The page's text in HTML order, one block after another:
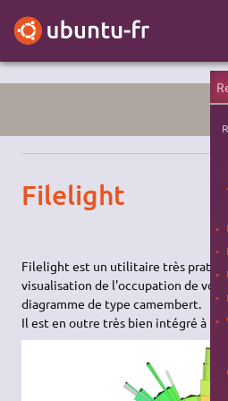
Filelight
Filelight est un utilitaire très
visualisation de l'occupation de
diagramme de type camembert.
Il est en outre très bien intégré à